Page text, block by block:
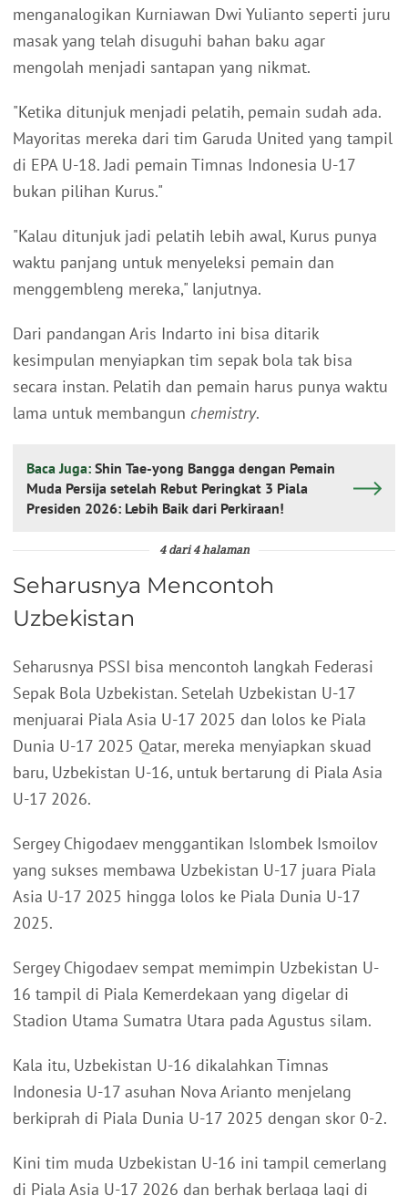
menganalogikan Kurniawan Dwi Yulianto seperti juru
masak yang telah disuguhi bahan baku agar
mengolah menjadi santapan yang nikmat.
"Ketika ditunjuk menjadi pelatih, pemain sudah ada.
Mayoritas mereka dari tim Garuda United yang tampil
di EPA U-18. Jadi pemain Timnas Indonesia U-17
bukan pilihan Kurus."
"Kalau ditunjuk jadi pelatih lebih awal, Kurus punya
waktu panjang untuk menyeleksi pemain dan
menggembleng mereka," lanjutnya.
Dari pandangan Aris Indarto ini bisa ditarik
kesimpulan menyiapkan tim sepak bola tak bisa
secara instan. Pelatih dan pemain harus punya waktu
lama untuk membangun chemistry.
Baca Juga: Shin Tae-yong Bangga dengan Pemain
Muda Persija setelah Rebut Peringkat 3 Piala
Presiden 2026: Lebih Baik dari Perkiraan!
4 dari 4 halaman
Seharusnya Mencontoh
Uzbekistan
Seharusnya PSSI bisa mencontoh langkah Federasi
Sepak Bola Uzbekistan. Setelah Uzbekistan U-17
menjuarai Piala Asia U-17 2025 dan lolos ke Piala
Dunia U-17 2025 Qatar, mereka menyiapkan skuad
baru, Uzbekistan U-16, untuk bertarung di Piala Asia
U-17 2026.
Sergey Chigodaev menggantikan Islombek Ismoilov
yang sukses membawa Uzbekistan U-17 juara Piala
Asia U-17 2025 hingga lolos ke Piala Dunia U-17
2025.
Sergey Chigodaev sempat memimpin Uzbekistan U-
16 tampil di Piala Kemerdekaan yang digelar di
Stadion Utama Sumatra Utara pada Agustus silam.
Kala itu, Uzbekistan U-16 dikalahkan Timnas
Indonesia U-17 asuhan Nova Arianto menjelang
berkiprah di Piala Dunia U-17 2025 dengan skor 0-2.
Kini tim muda Uzbekistan U-16 ini tampil cemerlang
di Piala Asia U-17 2026 dan berhak berlaga lagi di